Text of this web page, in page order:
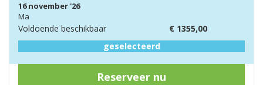
16 november '26
Ma
Voldoende beschikbaar € 1355,00
geselecteerd
Reserveer nu